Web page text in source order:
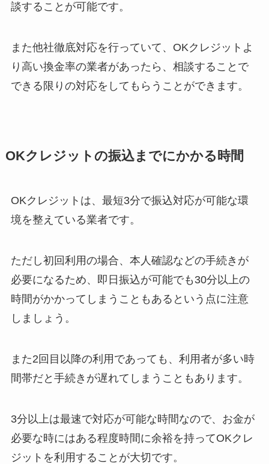
談することが可能です。
また他社徹底対応を行っていて、OKクレジットよ
り高い換金率の業者があったら、相談することで
できる限りの対応をしてもらうことができます。
OKクレジットの振込までにかかる時間
OKクレジットは、最短3分で振込対応が可能な環
境を整えている業者です。
ただし初回利用の場合、本人確認などの手続きが
必要になるため、即日振込が可能でも30分以上の
時間がかかってしまうこともあるという点に注意
しましょう。
また2回目以降の利用であっても、利用者が多い時
間帯だと手続きが遅れてしまうこともあります。
3分以上は最速で対応が可能な時間なので、お金が
必要な時にはある程度時間に余裕を持ってOKクレ
ジットを利用することが大切です。